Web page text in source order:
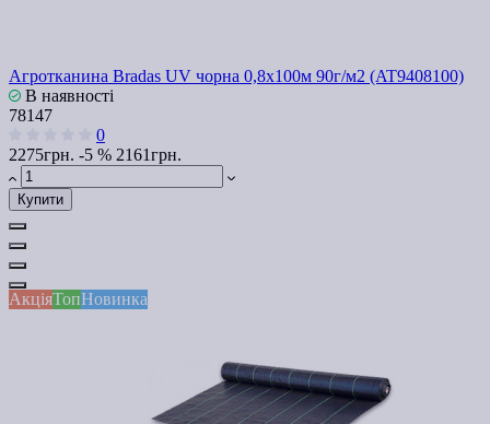
Агротканина Bradas UV чорна 0,8х100м 90г/м2 (AT9408100)
В наявності
78147
0
2275грн. -5 % 2161грн.
Купити
АкціяТопНовинка